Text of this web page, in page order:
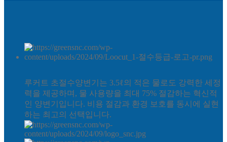
루커트 초절수양변기는 3.5ℓ의 적은 물로도 강력한 세정
력을 제공하며, 물 사용량을 최대 75% 절감하는 혁신적
인 양변기입니다. 비용 절감과 환경 보호를 동시에 실현
하는 최고의 선택입니다.